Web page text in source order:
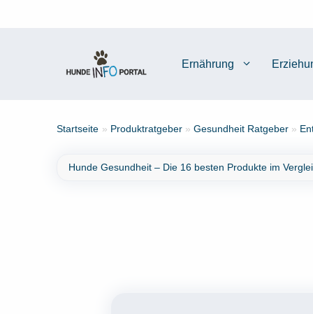
Ernährung
Startseite » Produktratgeber » Gesundheit Ratgeber »
Hunde Gesundheit – Die 16 besten Produkte im